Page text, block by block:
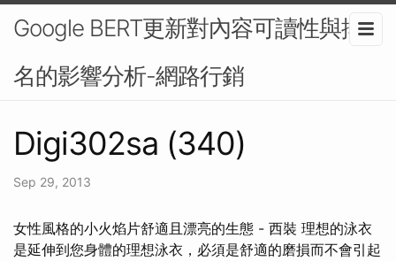
Google BERT更新對內容可讀性與排
名的影響分析-網路行銷
Digi302sa (340)
Sep 29, 2013
女性風格的小火焰片舒適且漂亮的生態 - 西裝 理想的泳衣
是延伸到您身體的理想泳衣，必須是舒適的磨損而不會引起